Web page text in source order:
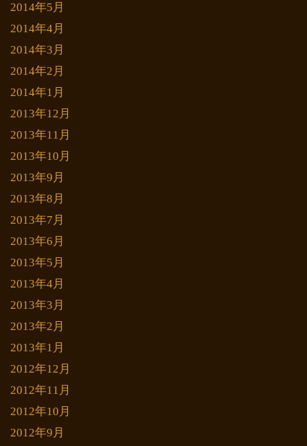
2014年5月
2014年4月
2014年3月
2014年2月
2014年1月
2013年12月
2013年11月
2013年10月
2013年9月
2013年8月
2013年7月
2013年6月
2013年5月
2013年4月
2013年3月
2013年2月
2013年1月
2012年12月
2012年11月
2012年10月
2012年9月